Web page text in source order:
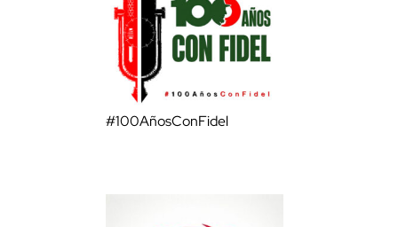
#100AñosConFidel